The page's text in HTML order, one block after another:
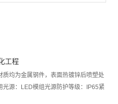
工程
均为金属钢件，表面热镀锌后喷塑处
源：LED模组光源防护等级：IP65紧
筒可定做各种文化元素。产品特点：